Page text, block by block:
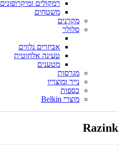
רמקולים ומיקרופונים
משטחים
מקרנים
סלולר
אביזרים נלווים
טעינה אלחוטית
מטענים
מגרסות
נייר ומוצריו
כספות
מוצרי Belkin
Razink